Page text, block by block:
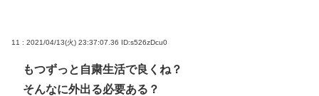
11 : 2021/04/13(火) 23:37:07.36 ID:s526zDcu0
もつずっと自粛生活で良くね？
そんなに外出る必要ある？